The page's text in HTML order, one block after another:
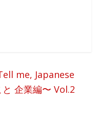
me, Japanese
企業編〜 Vol.2